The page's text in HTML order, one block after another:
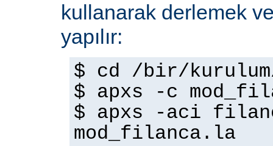
kullanarak derlemek
yapılır:
$ cd /bir/
$ apxs -c
$ apxs -aci
mod_filanca.la